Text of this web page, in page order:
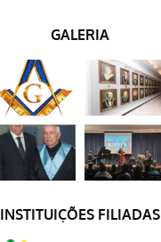
GALERIA
INSTITUIÇÕES FILIADAS